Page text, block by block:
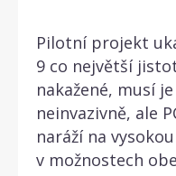
Pilotní projekt
9 co největší
nakažené, musí
neinvazivně, ale
naráží na
v možnostech